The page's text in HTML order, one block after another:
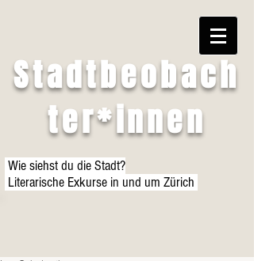
Stadtbeobach
ter*innen
Wie siehst du die Stadt?
Literarische Exkurse in und um Zürich